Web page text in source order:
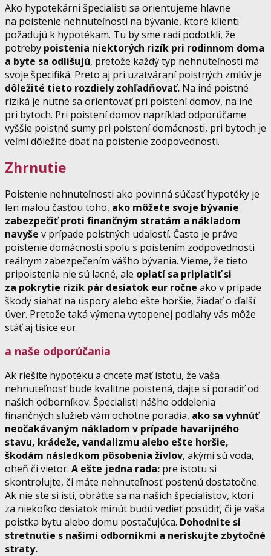
Ako hypotekárni špecialisti sa orientujeme hlavne
na poistenie nehnuteľností na bývanie, ktoré klienti
požadujú k hypotékam. Tu by sme radi podotkli, že
potreby poistenia niektorých rizík pri rodinnom doma
a byte sa odlišujú, pretože každý typ nehnuteľnosti má
svoje špecifiká. Preto aj pri uzatváraní poistných zmlúv je
dôležité tieto rozdiely zohľadňovať. Na iné poistné
riziká je nutné sa orientovať pri poistení domov, na iné
pri bytoch. Pri poistení domov napríklad odporúčame
vyššie poistné sumy pri poistení domácnosti, pri bytoch je
veľmi dôležité dbať na poistenie zodpovednosti.
Zhrnutie
Poistenie nehnuteľnosti ako povinná súčasť hypotéky je
len malou časťou toho, ako môžete svoje bývanie
zabezpečiť proti finančným stratám a nákladom
navyše v prípade poistných udalostí. Často je práve
poistenie domácnosti spolu s poistením zodpovednosti
reálnym zabezpečením vášho bývania. Vieme, že tieto
pripoistenia nie sú lacné, ale oplatí sa priplatiť si
za pokrytie rizík pár desiatok eur ročne ako v prípade
škody siahať na úspory alebo ešte horšie, žiadať o ďalší
úver. Pretože taká výmena vytopenej podlahy vás môže
stáť aj tisíce eur.
a naše odporúčania
Ak riešite hypotéku a chcete mať istotu, že vaša
nehnuteľnosť bude kvalitne poistená, dajte si poradiť od
našich odborníkov. Špecialisti nášho oddelenia
finančných služieb vám ochotne poradia, ako sa vyhnúť
neočakávaným nákladom v prípade havarijného
stavu, krádeže, vandalizmu alebo ešte horšie,
škodám následkom pôsobenia živlov, akými sú voda,
oheň či vietor. A ešte jedna rada: pre istotu si
skontrolujte, či máte nehnuteľnosť postenú dostatočne.
Ak nie ste si istí, obráťte sa na našich špecialistov, ktorí
za niekoľko desiatok minút budú vedieť posúdiť, či je vaša
poistka bytu alebo domu postačujúca. Dohodnite si
stretnutie s našimi odborníkmi a neriskujte zbytočné
straty.